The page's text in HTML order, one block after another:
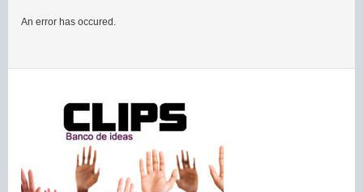
An error has occured.